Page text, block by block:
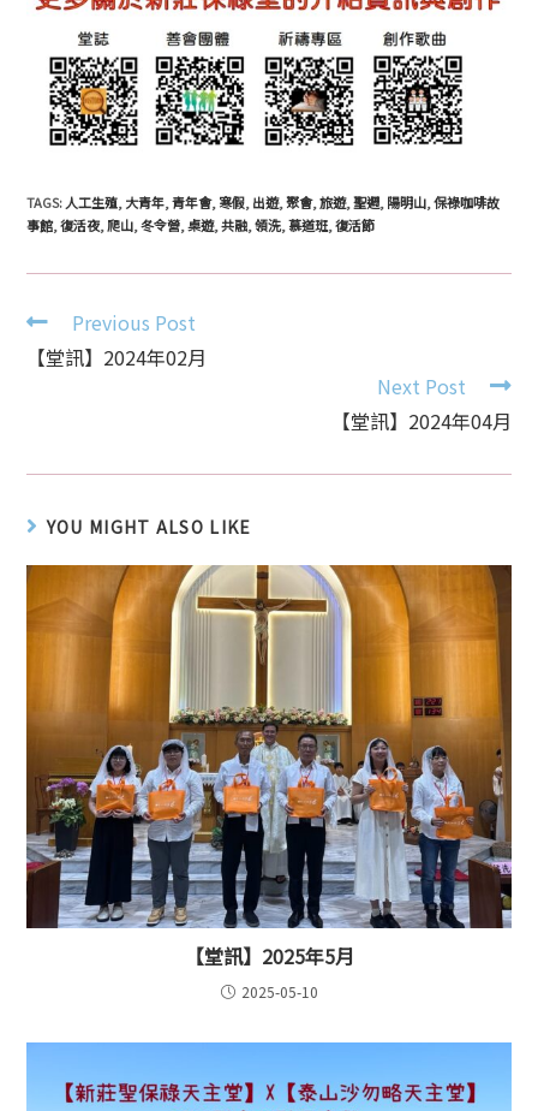
TAGS: 人工生殖, 大青年, 青年會, 寒假, 出遊, 聚會, 旅遊, 聖週, 陽明山, 保祿咖啡故
事館, 復活夜, 爬山, 冬令營, 桌遊, 共融, 領洗, 慕道班, 復活節
Continue
Reading
Previous Post
【堂訊】2024年02月
Next Post
【堂訊】2024年04月
YOU MIGHT ALSO LIKE
【堂訊】2025年5月
2025-05-10